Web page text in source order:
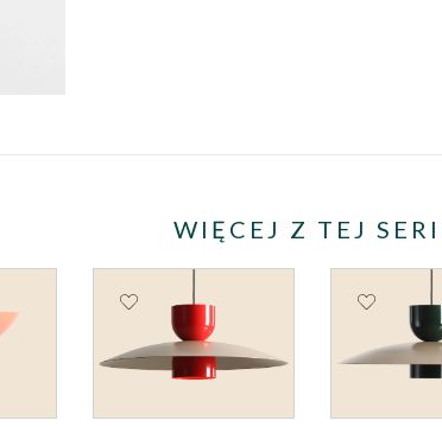
WIĘCEJ Z TEJ